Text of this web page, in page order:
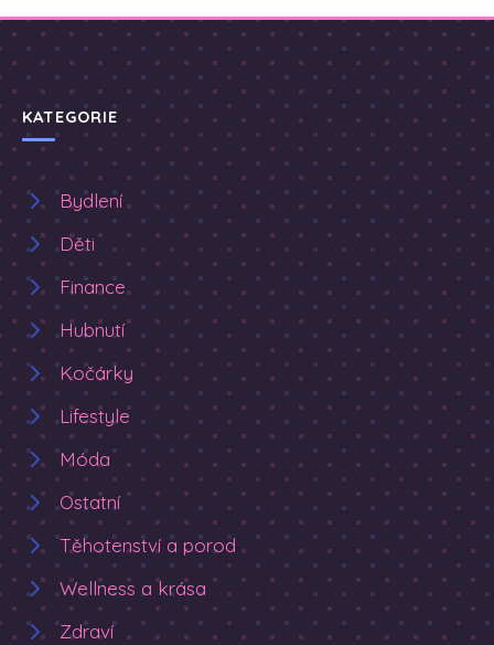
KATEGORIE
Bydlení
Děti
Finance
Hubnutí
Kočárky
Lifestyle
Móda
Ostatní
Těhotenství a porod
Wellness a krása
Zdraví